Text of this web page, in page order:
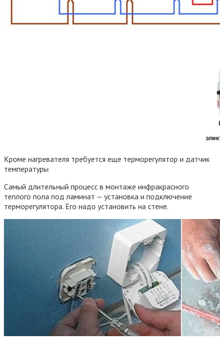
Кроме нагревателя требуется еще терморегулятор и датчик
температуры
Самый длительный процесс в монтаже инфракрасного
теплого пола под ламинат — установка и подключение
терморегулятора. Его надо установить на стене.